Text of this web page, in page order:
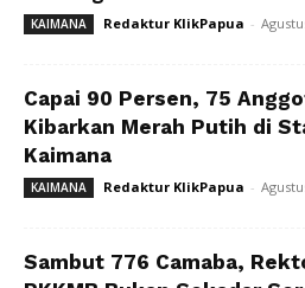
KAIMANA Redaktur KlikPapua -
Capai 90 Persen, 75
Kibarkan Merah Putih di
Kaimana
KAIMANA Redaktur KlikPapua -
Sambut 776 Camaba,